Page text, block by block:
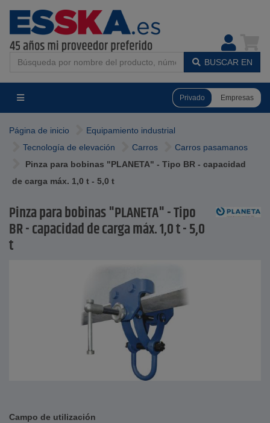
BUSCAR EN
Privado Empresas
Página de inicio
Equipamiento industrial
Tecnología de elevación
Carros
Carros pasamanos
Pinza para bobinas "PLANETA" - Tipo BR - capacidad
de carga máx. 1,0 t - 5,0 t
Pinza para bobinas "PLANETA" - Tipo
BR - capacidad de carga máx. 1,0 t - 5,0
t
Campo de utilización